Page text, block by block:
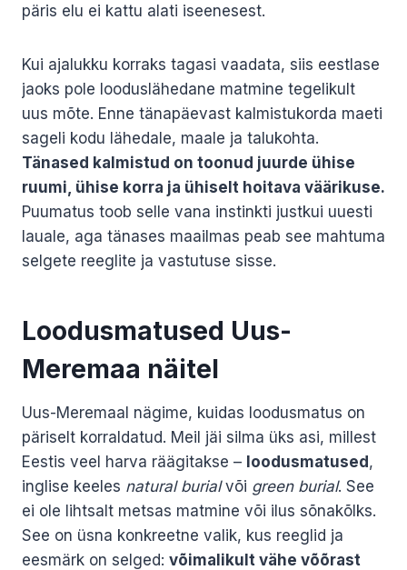
päris elu ei kattu alati iseenesest.
Kui ajalukku korraks tagasi vaadata, siis eestlase
jaoks pole looduslähedane matmine tegelikult
uus mõte. Enne tänapäevast kalmistukorda maeti
sageli kodu lähedale, maale ja talukohta.
Tänased kalmistud on toonud juurde ühise
ruumi, ühise korra ja ühiselt hoitava väärikuse.
Puumatus toob selle vana instinkti justkui uuesti
lauale, aga tänases maailmas peab see mahtuma
selgete reeglite ja vastutuse sisse.
Loodusmatused Uus-
Meremaa näitel
Uus-Meremaal nägime, kuidas loodusmatus on
päriselt korraldatud. Meil jäi silma üks asi, millest
Eestis veel harva räägitakse – loodusmatused,
inglise keeles natural burialvõi green burial. See
ei ole lihtsalt metsas matmine või ilus sõnakõlks.
See on üsna konkreetne valik, kus reeglid ja
eesmärk on selged: võimalikult vähe võõrast